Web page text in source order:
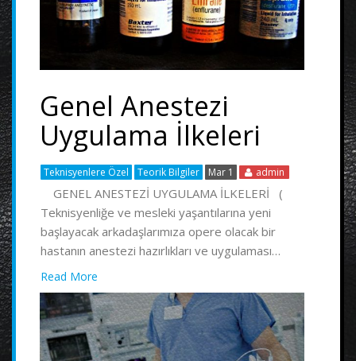
Genel Anestezi
Uygulama İlkeleri
Teknisyenlere Özel Teorik Bilgiler Mar 1 admin
GENEL ANESTEZİ UYGULAMA İLKELERİ (
Teknisyenliğe ve mesleki yaşantılarına yeni
başlayacak arkadaşlarımıza opere olacak bir
hastanın anestezi hazırlıkları ve uygulaması…
Read More